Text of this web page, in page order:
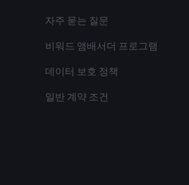
자주 묻는 질문
비워드 앰배서더 프로그램
데이터 보호 정책
일반 계약 조건